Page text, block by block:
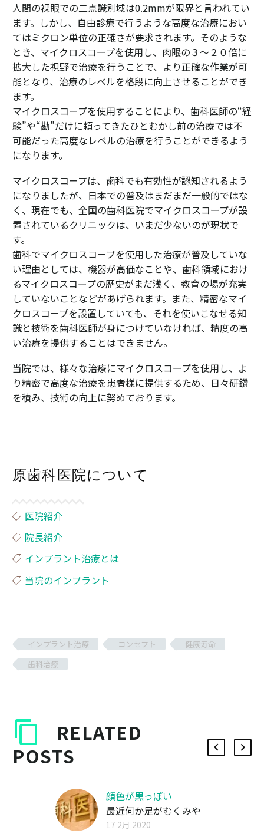
人間の裸眼での二点識別域は0.2mmが限界と言われてい
ます。しかし、自由診療で行うような高度な治療におい
てはミクロン単位の正確さが要求されます。そのような
とき、マイクロスコープを使用し、肉眼の３～２０倍に
拡大した視野で治療を行うことで、より正確な作業が可
能となり、治療のレベルを格段に向上させることができ
ます。
マイクロスコープを使用することにより、歯科医師の“経
験”や“勘”だけに頼ってきたひとむかし前の治療では不
可能だった高度なレベルの治療を行うことができるよう
になります。
マイクロスコープは、歯科でも有効性が認知されるよう
になりましたが、日本での普及はまだまだ一般的ではな
く、現在でも、全国の歯科医院でマイクロスコープが設
置されているクリニックは、いまだ少ないのが現状で
す。
歯科でマイクロスコープを使用した治療が普及していな
い理由としては、機器が高価なことや、歯科領域におけ
るマイクロスコープの歴史がまだ浅く、教育の場が充実
していないことなどがあげられます。また、精密なマイ
クロスコープを設置していても、それを使いこなせる知
識と技術を歯科医師が身につけていなければ、精度の高
い治療を提供することはできません。
当院では、様々な治療にマイクロスコープを使用し、よ
り精密で高度な治療を患者様に提供するため、日々研鑽
を積み、技術の向上に努めております。
原歯科医院について
医院紹介
院長紹介
インプラント治療とは
当院のインプラント
インプラント治療 コンセプト
健康寿命
歯科治療
RELATED
POSTS
顔色が黒っぽい
最近何か足がむくみや
すい。。。
17 2月 2020